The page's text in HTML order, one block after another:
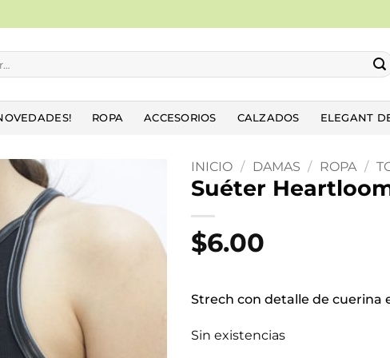
ROPA ACCESORIOS CALZADOS ELEGANT
Añadir
INICIO / DAMAS / ROPA /
Suéter
$6.00
Strech con detalle de cuerina
Sin existencias